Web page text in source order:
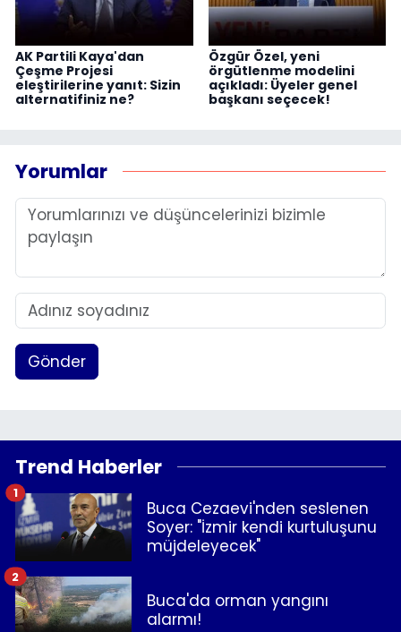
AK Partili Kaya'dan
Çeşme Projesi
eleştirilerine yanıt: Sizin
alternatifiniz ne?
Özgür Özel, yeni
örgütlenme modelini
açıkladı: Üyeler genel
başkanı seçecek!
Yorumlar
Gönder
Trend Haberler
Buca Cezaevi'nden seslenen
Soyer: "İzmir kendi kurtuluşunu
müjdeleyecek"
1
Buca'da orman yangını
alarmı!
2